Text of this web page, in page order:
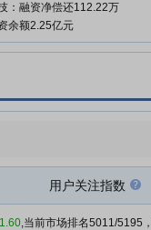
：融资净偿还112.22万
余额2.25亿元
：融资净偿还369.67万
：融资净买入149.81万
余额2.29亿元
：公司不存在逾期担保情
用户关注指数
,当前市场排名5011/5195